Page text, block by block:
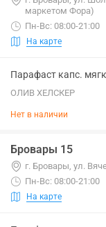
маркетом Фора)
Пн-Вс: 08:00-21:00
На карте
Парафаст капс.
ОЛИВ ХЕЛСКЕР
Нет в наличии
Бровары 15
г. Бровары, ул.
Пн-Вс: 08:00-21:00
На карте